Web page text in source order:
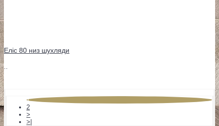
Еліс 80 низ шухляди
1
2
>
>|